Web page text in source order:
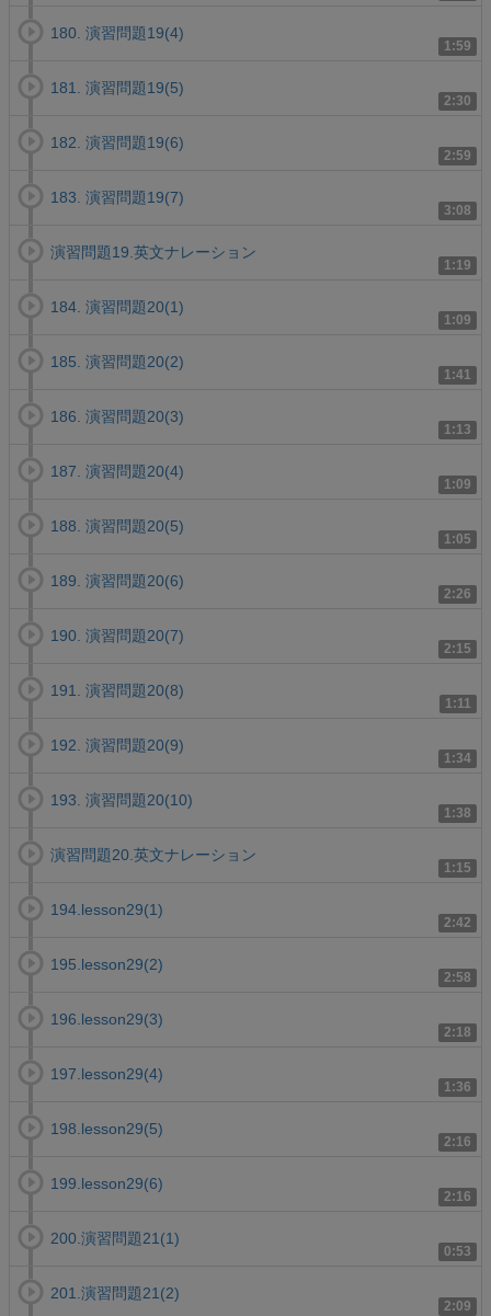
1:59
180. 演習問題19(4)
2:30
181. 演習問題19(5)
2:59
182. 演習問題19(6)
3:08
183. 演習問題19(7)
1:19
演習問題19.英文ナレーション
1:09
184. 演習問題20(1)
1:41
185. 演習問題20(2)
1:13
186. 演習問題20(3)
1:09
187. 演習問題20(4)
1:05
188. 演習問題20(5)
2:26
189. 演習問題20(6)
2:15
190. 演習問題20(7)
1:11
191. 演習問題20(8)
1:34
192. 演習問題20(9)
1:38
193. 演習問題20(10)
1:15
演習問題20.英文ナレーション
2:42
194.lesson29(1)
2:58
195.lesson29(2)
2:18
196.lesson29(3)
1:36
197.lesson29(4)
2:16
198.lesson29(5)
2:16
199.lesson29(6)
0:53
200.演習問題21(1)
2:09
201.演習問題21(2)